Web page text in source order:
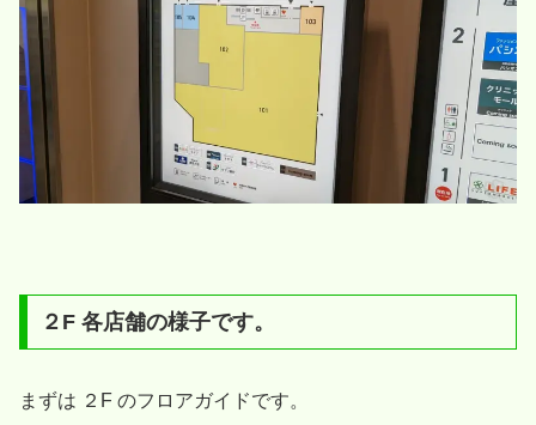
２F 各店舗の様子です。
まずは ２F のフロアガイドです。